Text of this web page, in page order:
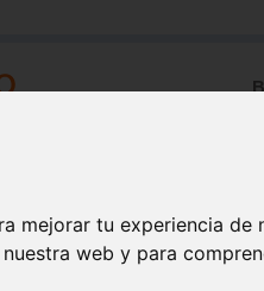
mejorar tu experiencia
web y para